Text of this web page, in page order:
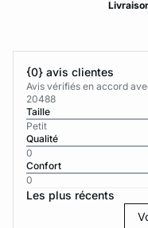
{0} avis clientes
Avis vérifiés en accord
20488
Taille
Petit
Qualité
0
Confort
0
Les plus récents